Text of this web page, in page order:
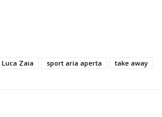
Luca Zaia sport aria aperta take away